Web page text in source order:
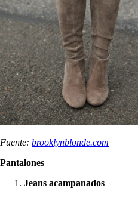
Fuente: brooklynblonde.com
Pantalones
Jeans acampanados